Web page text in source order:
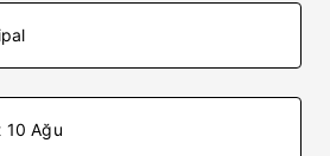
10 Ağu